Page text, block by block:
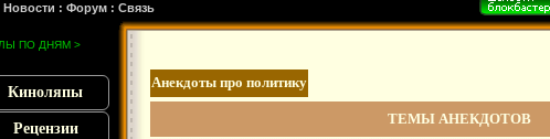
Новости : Форум : Связь
ПО ДНЯМ >
Киноляпы
Рецензии
Анекдоты про политику
ТЕМЫ АНЕКДОТОВ